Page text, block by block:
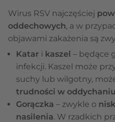
Wirus RSV najczęściej
oddechowych, a w
objawami zakażenia są
Katar i kaszel – będące
infekcji. Kaszel może
suchy lub wilgotny,
trudności w oddychaniu
Gorączka – zwykle o
nasilenia. W rzadkich